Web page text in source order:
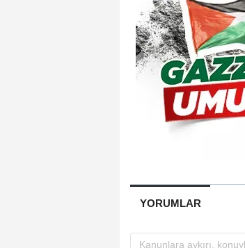
YORUMLAR